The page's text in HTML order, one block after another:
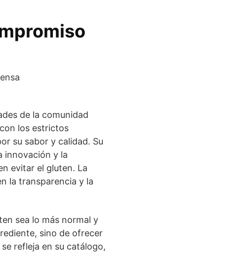
de la comunidad
los estrictos
su sabor y calidad. Su
innovación y la
evitar el gluten. La
la transparencia y la
sea lo más normal y
sino de ofrecer
refleja en su catálogo,